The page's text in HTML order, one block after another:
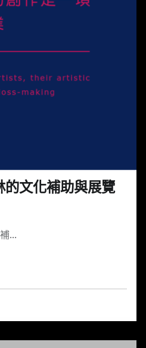
的文化補助與展覽
…